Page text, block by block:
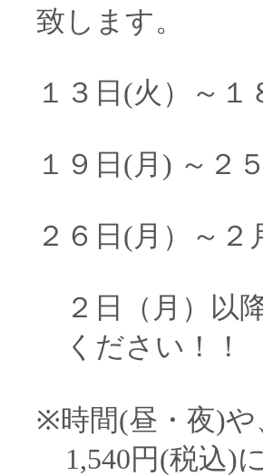
致します。
１３日(火）～１
１９日(月) ～２
２６日(月）～２
２日（月）以降
ください！！
※時間(昼・夜)や
1,540円(税込)に